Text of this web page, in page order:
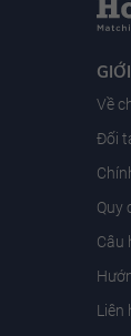
Về
Đối
Quy
Câu
Liên